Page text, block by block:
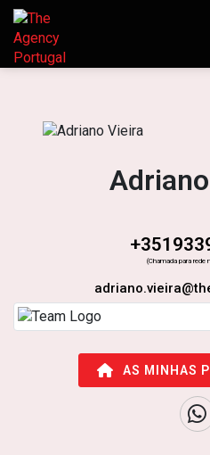
(Chamada para rede
AS MINHAS